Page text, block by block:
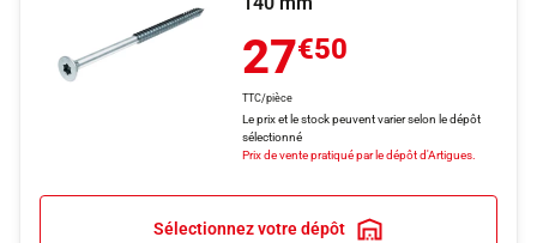
27€50
TTC/pièce
Le prix et le stock peuvent varier selon le dépôt
sélectionné
Prix de vente pratiqué par le dépôt d'Artigues.
Sélectionnez votre dépôt